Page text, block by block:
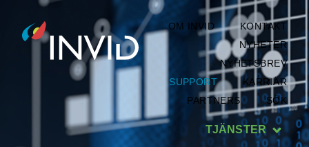
OM INVID
KONTAKT
NYHETER
NYHETSBREV
SUPPORT
KARRIÄR
PARTNERS
SÖK
TJÄNSTER